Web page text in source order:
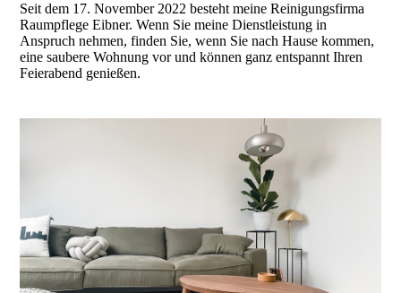
Seit dem 17. November 2022 besteht meine Reinigungsfirma
Raumpflege Eibner. Wenn Sie meine Dienstleistung in
Anspruch nehmen, finden Sie, wenn Sie nach Hause kommen,
eine saubere Wohnung vor und können ganz entspannt Ihren
Feierabend genießen.